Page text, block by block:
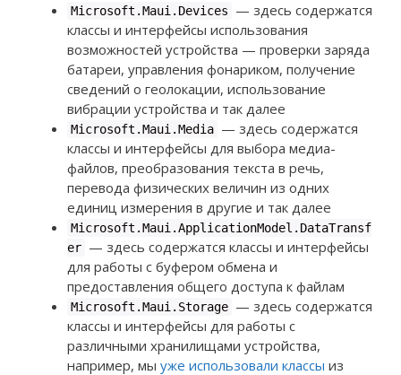
Microsoft.Maui.Devices
— здесь содержатся
классы и интерфейсы использования
возможностей устройства — проверки заряда
батареи, управления фонариком, получение
сведений о геолокации, использование
вибрации устройства и так далее
Microsoft.Maui.Media — здесь содержатся
классы и интерфейсы для выбора медиа-
файлов, преобразования текста в речь,
перевода физических величин из одних
единиц измерения в другие и так далее
Microsoft.Maui.ApplicationModel.DataTransf
er — здесь содержатся классы и интерфейсы
для работы с буфером обмена и
предоставления общего доступа к файлам
Microsoft.Maui.Storage — здесь содержатся
классы и интерфейсы для работы с
различными хранилищами устройства,
например, мы уже использовали классы из